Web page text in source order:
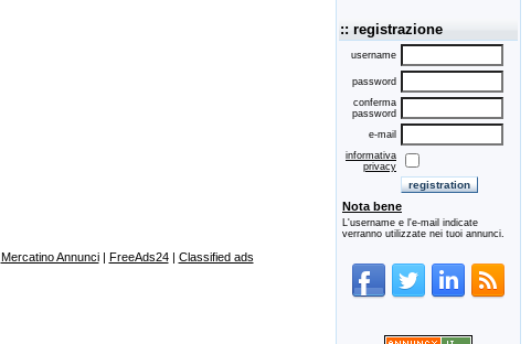
:: registrazione
username
password
conferma
password
e-mail
informativa
privacy
Nota bene
L'username e l'e-mail indicate
verranno utilizzate nei tuoi annunci.
Mercatino Annunci| FreeAds24| Classified ads